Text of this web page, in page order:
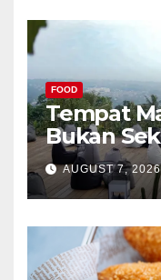
FOOD
Tempat
Bukan
AUGUST 7,